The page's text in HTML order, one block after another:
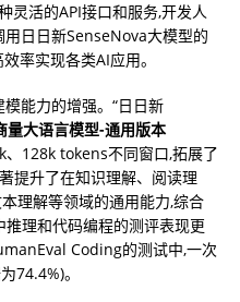
灵活的API接口和服务,开发人
日日新SenseNova大模型的
率实现各类AI应用。
能力的增强。“日日新
量大语言模型-通用版本
、128k tokens不同窗口,拓展了
提升了在知识理解、阅读理
理解等领域的通用能力,综合
理和代码编程的测评表现更
Coding的测试中,一次
74.4%)。